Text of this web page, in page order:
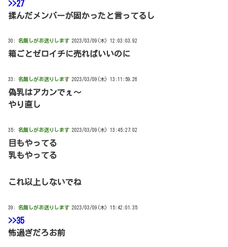
>>27
揉んだメンバーが固かったと言ってるし
30: 名無しがお送りします 2023/03/09(木) 12:03:03.92
箱ごとゼロイチに売ればいいのに
33: 名無しがお送りします 2023/03/09(木) 13:11:59.26
偽乳はアカンでぇ～
やり直し
35: 名無しがお送りします 2023/03/09(木) 13:45:27.02
目もやってる
乳もやってる
これ以上しないでね
39: 名無しがお送りします 2023/03/09(木) 15:42:01.35
>>35
怖過ぎだろお前